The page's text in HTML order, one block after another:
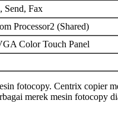
Send, Fax
Processor2 (Shared)
Color Touch Panel
fotocopy. Centrix copier
merek mesin